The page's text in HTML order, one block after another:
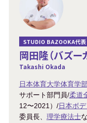
STUDIO BAZOOKA代表
岡田隆（バズー
Takashi Okada
日本体育大学体育学部
サポート部門員/柔道
12〜2021）/日本ボ
委員長、 理学療法士